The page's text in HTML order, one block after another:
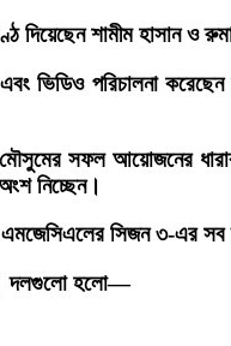
দিয়েছেন শামীম হাসান ও
ভিডিও পরিচালনা
সফল আয়োজনের
নিচ্ছেন।
সিজন ৩-এর
দলগুলো হলো—